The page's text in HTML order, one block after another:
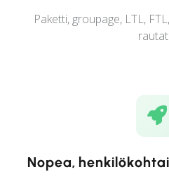
Paketti, groupage, LTL,
Nopea,